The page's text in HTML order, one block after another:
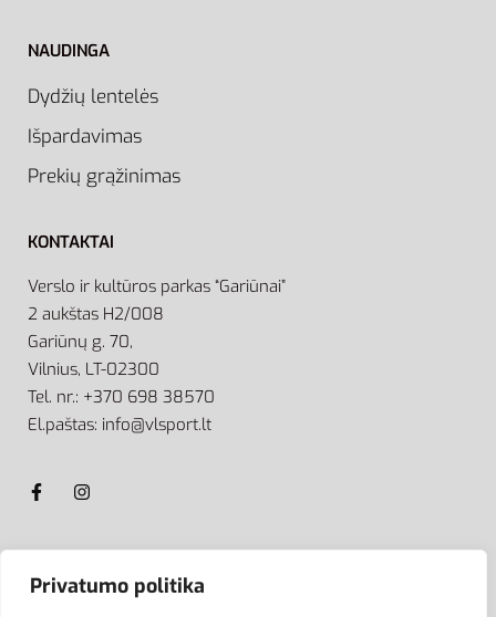
Privatumo politika
NAUDINGA
Dydžių lentelės
Išpardavimas
Prekių grąžinimas
KONTAKTAI
Verslo ir kultūros parkas “Gariūnai”
2 aukštas H2/008
Gariūnų g. 70,
Vilnius, LT-02300
Tel. nr.: +370 698 38570
El.paštas: info@vlsport.lt